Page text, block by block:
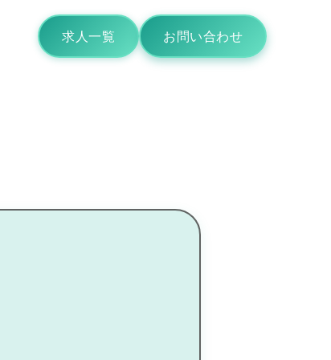
求人一覧 お問い合わせ